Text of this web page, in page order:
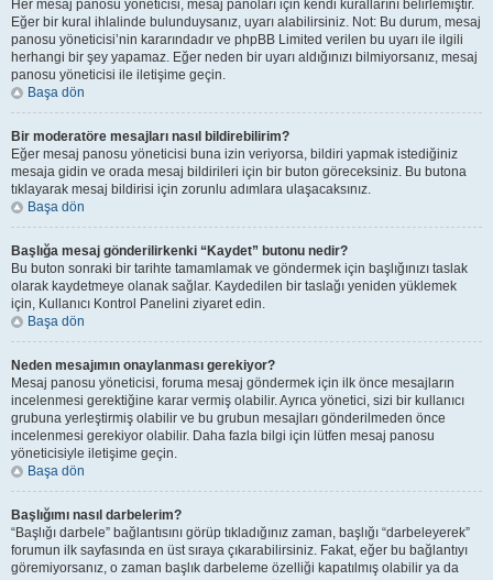
Her mesaj panosu yöneticisi, mesaj panoları için kendi kurallarını belirlemiştir.
Eğer bir kural ihlalinde bulunduysanız, uyarı alabilirsiniz. Not: Bu durum, mesaj
panosu yöneticisi’nin kararındadır ve phpBB Limited verilen bu uyarı ile ilgili
herhangi bir şey yapamaz. Eğer neden bir uyarı aldığınızı bilmiyorsanız, mesaj
panosu yöneticisi ile iletişime geçin.
Başa dön
Bir moderatöre mesajları nasıl bildirebilirim?
Eğer mesaj panosu yöneticisi buna izin veriyorsa, bildiri yapmak istediğiniz
mesaja gidin ve orada mesaj bildirileri için bir buton göreceksiniz. Bu butona
tıklayarak mesaj bildirisi için zorunlu adımlara ulaşacaksınız.
Başa dön
Başlığa mesaj gönderilirkenki “Kaydet” butonu nedir?
Bu buton sonraki bir tarihte tamamlamak ve göndermek için başlığınızı taslak
olarak kaydetmeye olanak sağlar. Kaydedilen bir taslağı yeniden yüklemek
için, Kullanıcı Kontrol Panelini ziyaret edin.
Başa dön
Neden mesajımın onaylanması gerekiyor?
Mesaj panosu yöneticisi, foruma mesaj göndermek için ilk önce mesajların
incelenmesi gerektiğine karar vermiş olabilir. Ayrıca yönetici, sizi bir kullanıcı
grubuna yerleştirmiş olabilir ve bu grubun mesajları gönderilmeden önce
incelenmesi gerekiyor olabilir. Daha fazla bilgi için lütfen mesaj panosu
yöneticisiyle iletişime geçin.
Başa dön
Başlığımı nasıl darbelerim?
“Başlığı darbele” bağlantısını görüp tıkladığınız zaman, başlığı “darbeleyerek”
forumun ilk sayfasında en üst sıraya çıkarabilirsiniz. Fakat, eğer bu bağlantıyı
göremiyorsanız, o zaman başlık darbeleme özelliği kapatılmış olabilir ya da